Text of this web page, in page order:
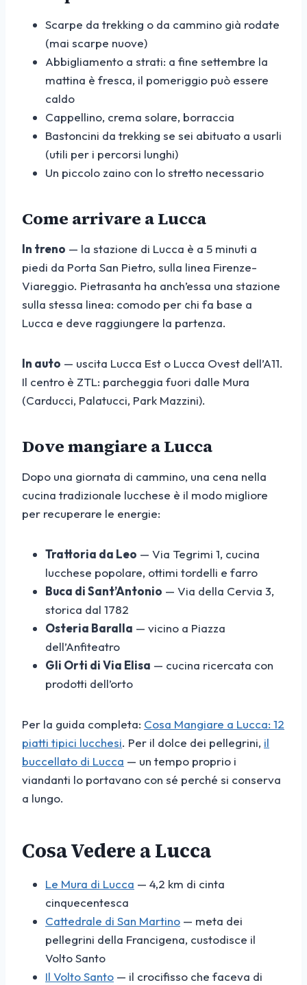
Scarpe da trekking o da cammino già rodate
(mai scarpe nuove)
Abbigliamento a strati: a fine settembre la
mattina è fresca, il pomeriggio può essere
caldo
Cappellino, crema solare, borraccia
Bastoncini da trekking se sei abituato a usarli
(utili per i percorsi lunghi)
Un piccolo zaino con lo stretto necessario
Come arrivare a Lucca
In treno — la stazione di Lucca è a 5 minuti a
piedi da Porta San Pietro, sulla linea Firenze-
Viareggio. Pietrasanta ha anch’essa una stazione
sulla stessa linea: comodo per chi fa base a
Lucca e deve raggiungere la partenza.
In auto — uscita Lucca Est o Lucca Ovest dell’A11.
Il centro è ZTL: parcheggia fuori dalle Mura
(Carducci, Palatucci, Park Mazzini).
Dove mangiare a Lucca
Dopo una giornata di cammino, una cena nella
cucina tradizionale lucchese è il modo migliore
per recuperare le energie:
Trattoria da Leo — Via Tegrimi 1, cucina
lucchese popolare, ottimi tordelli e farro
Buca di Sant’Antonio — Via della Cervia 3,
storica dal 1782
Osteria Baralla — vicino a Piazza
dell’Anfiteatro
Gli Orti di Via Elisa — cucina ricercata con
prodotti dell’orto
Per la guida completa: Cosa Mangiare a Lucca: 12
piatti tipici lucchesi. Per il dolce dei pellegrini, il
buccellato di Lucca — un tempo proprio i
viandanti lo portavano con sé perché si conserva
a lungo.
Cosa Vedere a Lucca
Le Mura di Lucca — 4,2 km di cinta
cinquecentesca
Cattedrale di San Martino — meta dei
pellegrini della Francigena, custodisce il
Volto Santo
Il Volto Santo — il crocifisso che faceva di